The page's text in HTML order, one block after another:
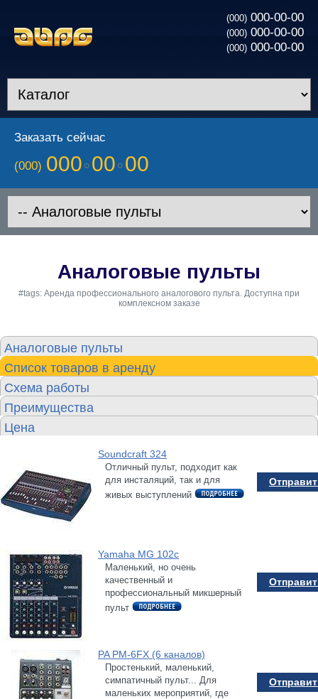
(000) 000-00-00
(000) 000-00-00
(000) 000-00-00
Заказать сейчас
(000) 000 00 00
Аналоговые пульты
#tags: Аренда профессионального аналогового пульта. Доступна при
комплексном заказе
Аналоговые пульты
Список товаров в аренду
Схема работы
Преимущества
Цена
Soundcraft 324
Отличный пульт, подходит как
для инсталяций, так и для
живых выступлений
Yamaha MG 102c
Маленький, но очень
качественный и
профессиональный микшерный
пульт
PA PM-6FX (6 каналов)
Простенький, маленький,
симпатичный пульт... Для
маленьких мероприятий, где